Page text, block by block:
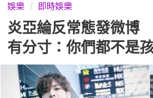
娛樂 即時娛樂
炎亞綸反常態發微博
有分寸：你們都不是